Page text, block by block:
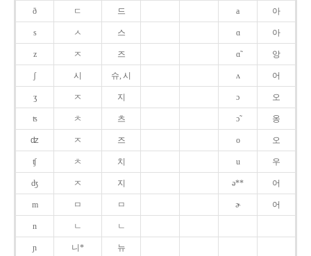
ð ㄷ 드 a 아
s ㅅ 스 ɑ 아
z ㅈ 즈 ɑ̃ 앙
ʃ 시 슈, 시 ʌ 어
ʒ ㅈ 지 ɔ 오
ʦ ㅊ 츠 ɔ̃ 옹
ʣ ㅈ 즈 o 오
ʧ ㅊ 치 u 우
ʤ ㅈ 지 ə** 어
m ㅁ ㅁ ɚ 어
n ㄴ ㄴ
ɲ 니* 뉴